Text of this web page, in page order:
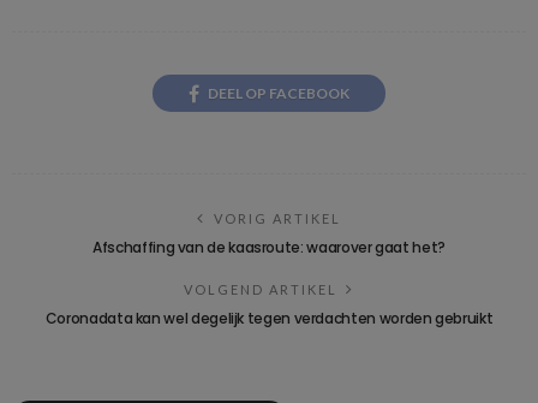
DEEL OP FACEBOOK
VORIG ARTIKEL
Afschaffing van de kaasroute: waarover gaat het?
VOLGEND ARTIKEL
Coronadata kan wel degelijk tegen verdachten worden gebruikt